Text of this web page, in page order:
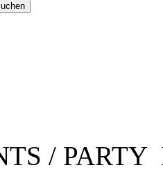
/ PARTY